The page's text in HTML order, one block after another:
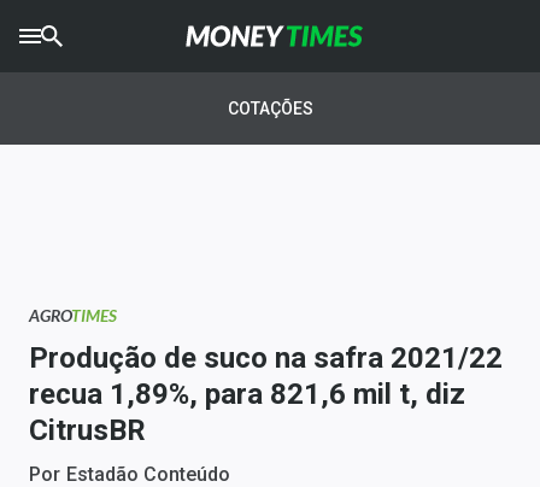
AGROTIMES
Newsletters
Money Trader
Anuncie
COTAÇÕES
AGROTIMES
Produção de suco na safra 2021/22
recua 1,89%, para 821,6 mil t, diz
CitrusBR
Por Estadão Conteúdo